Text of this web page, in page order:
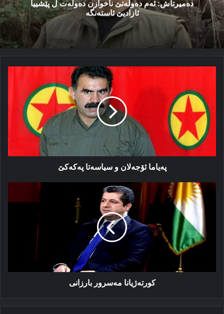
دەمیرتاش: ئەم دەولەتێ ناخوازن دەولەت ل پێشییا
ئازادیێ ئاستەنگە
پەیاما
سیاسەتا
پەكەكێ
پەیاما ئۆجەلان و سیاسەتا پەكەكێ
كورتەژیانا
مەسرور
بارزانی
كورتەژیانا مەسرور بارزانی